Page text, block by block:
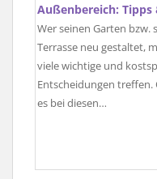
Außenbereich: Tipps
Wer seinen Garten bzw.
Terrasse neu gestaltet,
viele wichtige und
Entscheidungen treffen.
es bei diesen…